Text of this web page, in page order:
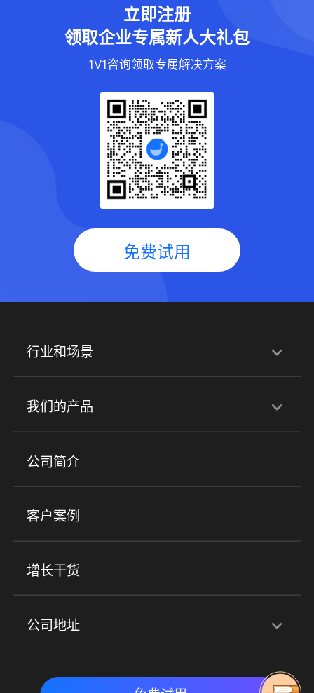
立即注册
领取企业专属新人大礼包
1V1咨询领取专属解决方案
免费试用
行业和场景
行业解决方案
培训机构 职业技能培训 兴趣培训
金融行业
心理机构
实时私域带货 数字化运营
我们的产品
产品
小程序商城 ERP 企微SCRM
社群圈子
公司简介
客户案例
增长干货
公司地址